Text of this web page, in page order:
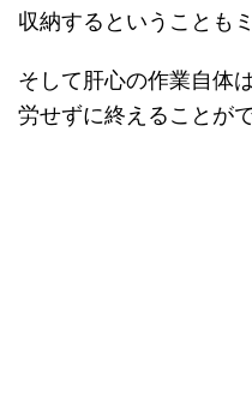
収納するということも
そして肝心の作業自体
労せずに終えることが